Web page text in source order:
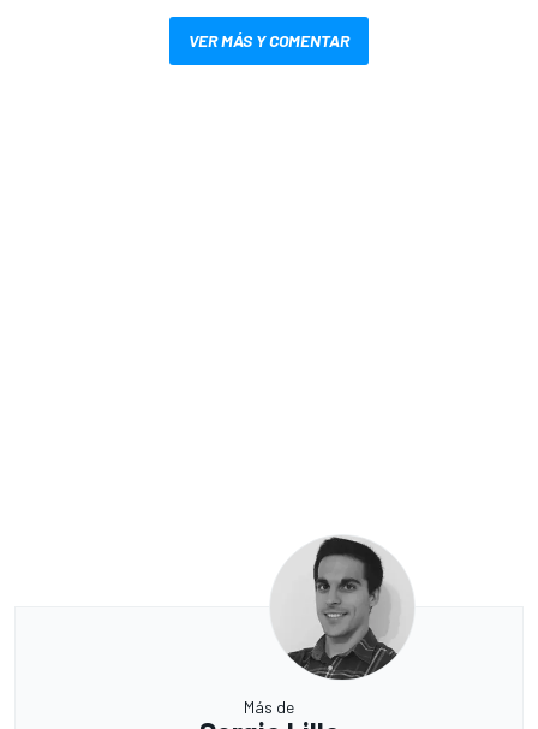
VER MÁS Y COMENTAR
Más de